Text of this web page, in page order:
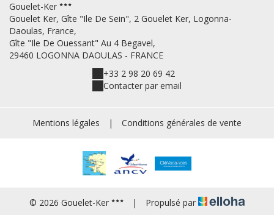
Gouelet-Ker
Gouelet Ker, Gîte "Ile De Sein", 2 Gouelet Ker, Logonna-
Daoulas, France,
Gîte "Ile De Ouessant" Au 4 Begavel,
29460 LOGONNA DAOULAS - FRANCE
+33 2 98 20 69 42
Contacter par email
Mentions légales | Conditions générales de vente
© 2026 Gouelet-Ker | Propulsé par